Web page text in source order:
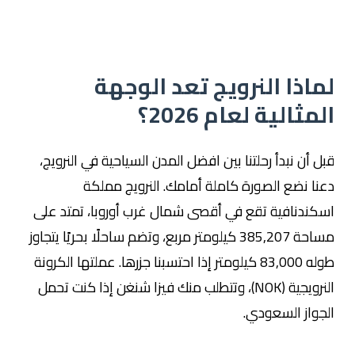
لماذا النرويج تعد الوجهة
المثالية لعام 2026؟
قبل أن نبدأ رحلتنا بين افضل المدن السياحية في النرويج،
دعنا نضع الصورة كاملة أمامك. النرويج مملكة
اسكندنافية تقع في أقصى شمال غرب أوروبا، تمتد على
مساحة 385,207 كيلومتر مربع، وتضم ساحلًا بحريًا يتجاوز
طوله 83,000 كيلومتر إذا احتسبنا جزرها. عملتها الكرونة
النرويجية (NOK)، وتتطلب منك فيزا شنغن إذا كنت تحمل
الجواز السعودي.